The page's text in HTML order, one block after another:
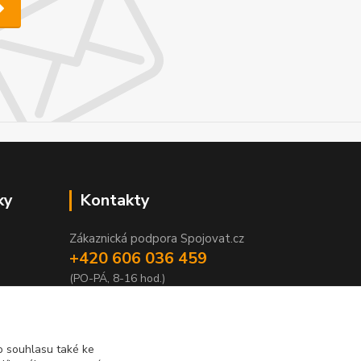
Kontakty
Zákaznická podpora Spojovat.cz
+420 606 036 459
(PO-PÁ, 8-16 hod.)
souhlasu také ke